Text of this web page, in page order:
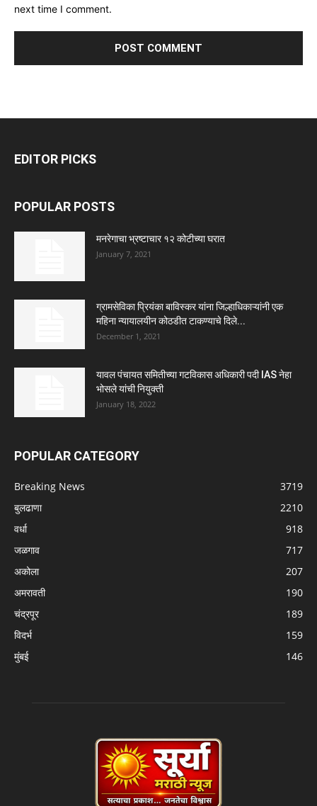
next time I comment.
EDITOR PICKS
POPULAR POSTS
मनरेगाचा भ्रष्टाचार १२ कोटीच्या घरात
January 7, 2021
ग्रामसेविका प्रियंका बाविस्कर यांना जिल्हाधिकाऱ्यांनी एक
महिना न्यायालयीन कोठडीत टाकण्याचे दिले...
December 1, 2021
यावल पंचायत समितीच्या गटविकास अधिकारी पदी IAS नेहा
भोसले यांची नियुक्ती
January 18, 2022
POPULAR CATEGORY
Breaking News
3719
बुलढाणा
2210
वर्धा
918
जळगाव
717
अकोला
207
अमरावती
190
चंद्रपूर
189
विदर्भ
159
मुंबई
146